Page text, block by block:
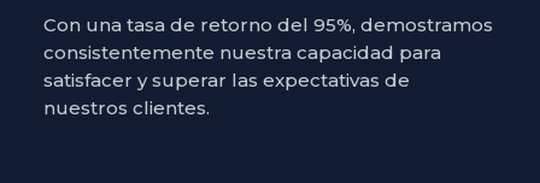
Con una tasa de retorno del 95%, demostramos
consistentemente nuestra capacidad para
satisfacer y superar las expectativas de
nuestros clientes.